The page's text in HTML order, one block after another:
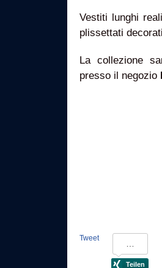
Vestiti lunghi
plissettati
La collezione
presso il negozio
Tweet